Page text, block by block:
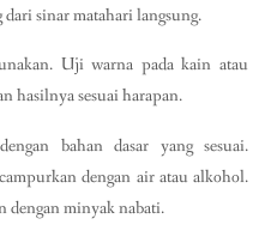
sinar matahari langsung.
Uji warna pada kain atau
hasilnya sesuai harapan.
bahan dasar yang sesuai.
dengan air atau alkohol.
dengan minyak nabati.